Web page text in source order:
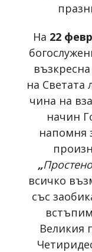
На 22
на Светата
чина на
начин
напомня
„
всичко
със
Великия